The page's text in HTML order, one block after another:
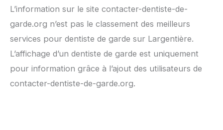
L’information sur le site contacter-dentiste-de-
garde.org n’est pas le classement des meilleurs
services pour dentiste de garde sur Largentière.
L’affichage d’un dentiste de garde est uniquement
pour information grâce à l’ajout des utilisateurs de
contacter-dentiste-de-garde.org.